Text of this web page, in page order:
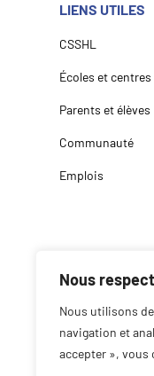
Nous
Nous utilisons
navigation et
accepter », vous
LIENS UTILES
CSSHL
Écoles et centres
Parents et élèves
Communauté
Emplois